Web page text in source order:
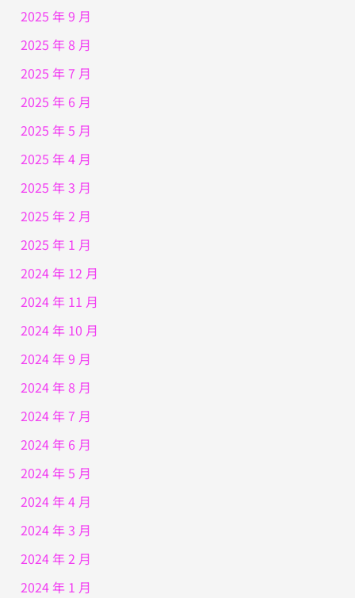
2025 年 9 月
2025 年 8 月
2025 年 7 月
2025 年 6 月
2025 年 5 月
2025 年 4 月
2025 年 3 月
2025 年 2 月
2025 年 1 月
2024 年 12 月
2024 年 11 月
2024 年 10 月
2024 年 9 月
2024 年 8 月
2024 年 7 月
2024 年 6 月
2024 年 5 月
2024 年 4 月
2024 年 3 月
2024 年 2 月
2024 年 1 月